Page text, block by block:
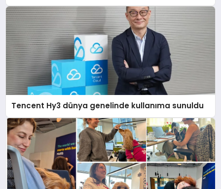
Tencent Hy3 dünya genelinde kullanıma sunuldu